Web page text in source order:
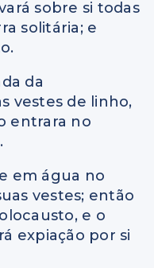
sobre si todas
solitária; e
da
vestes de linho,
entrara no
em água no
vestes; então
e o
expiação por si